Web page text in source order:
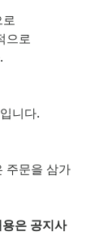
으로
니다.
주문을 삼가
은 공지사